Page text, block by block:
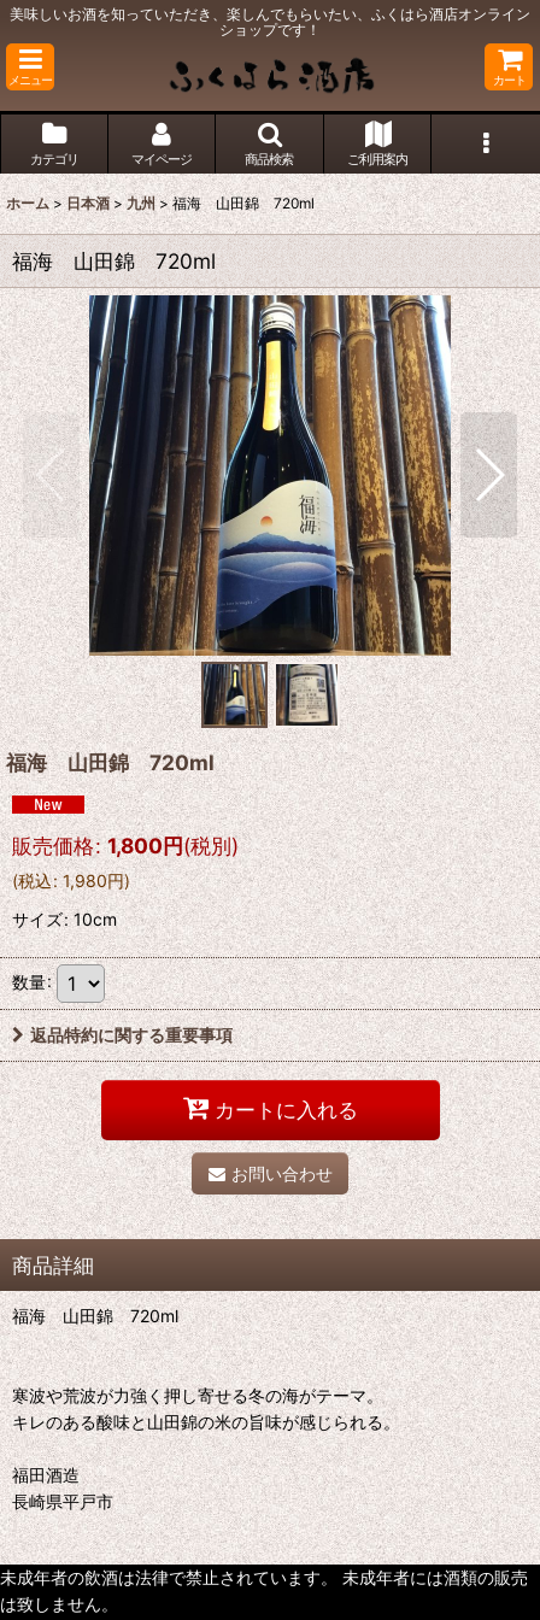
美味しいお酒を知っていただき、楽しんでもらいたい、ふくはら酒店オンライン
ショップです！
メニュー カート
カテゴリ マイページ 商品検索 ご利用案内
ホーム > 日本酒 > 九州 > 福海 山田錦 720ml
福海 山田錦 720ml
福海 山田錦 720ml
販売価格: 1,800円(税別)
(税込: 1,980円)
サイズ:10cm
数量:
返品特約に関する重要事項
カートに入れる
お問い合わせ
商品詳細
福海 山田錦 720ml
寒波や荒波が力強く押し寄せる冬の海がテーマ。
キレのある酸味と山田錦の米の旨味が感じられる。
福田酒造
長崎県平戸市
未成年者の飲酒は法律で禁止されています。 未成年者には酒類の販売
は致しません。